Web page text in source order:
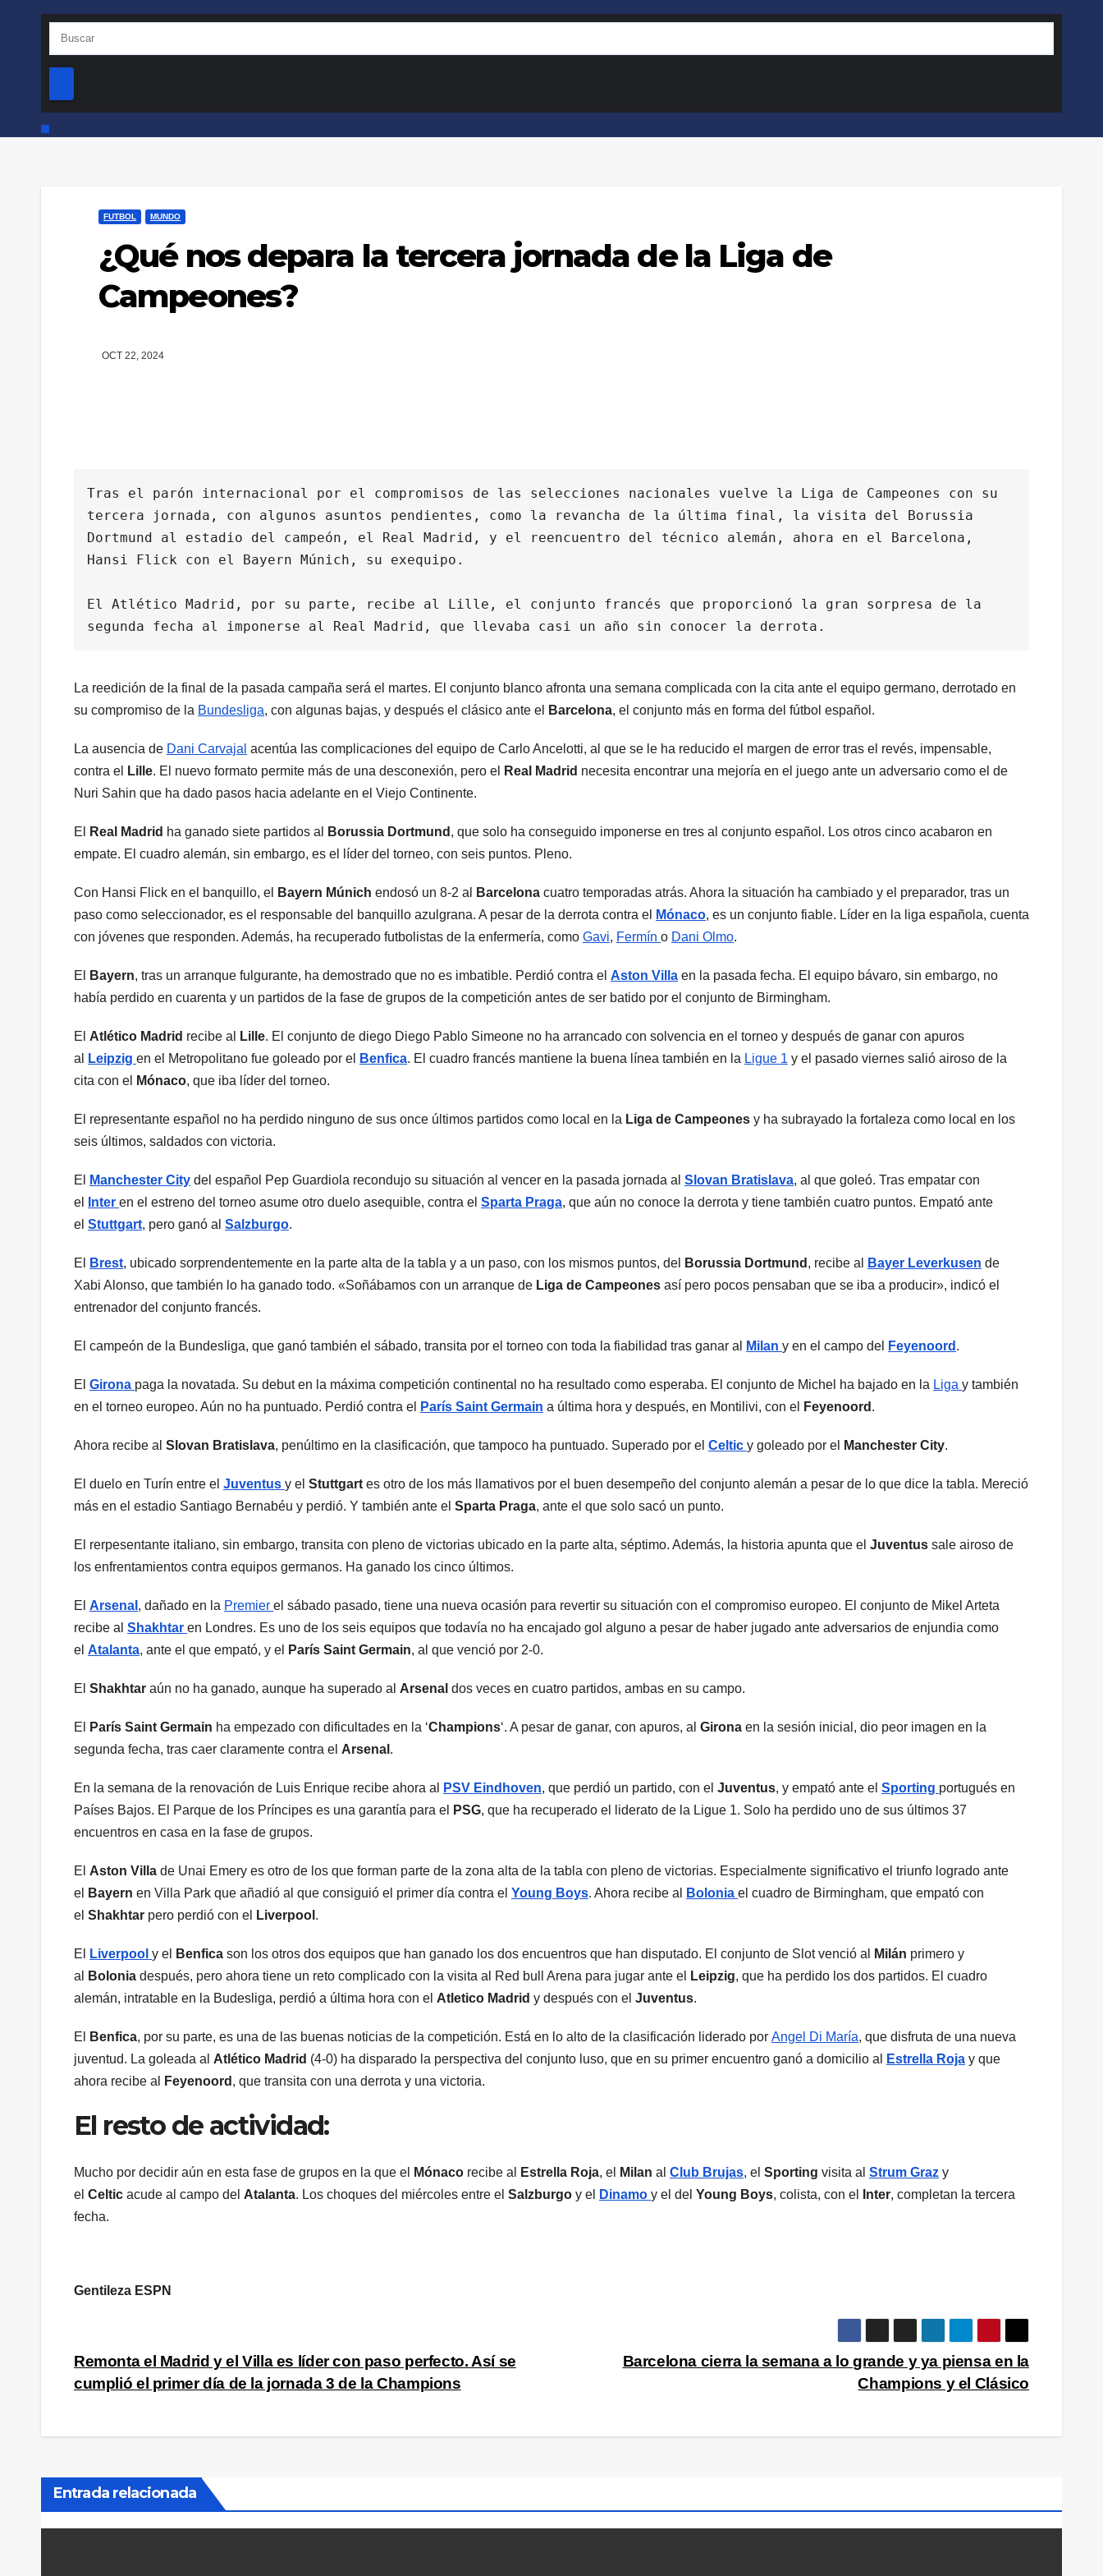
FUTBOL MUNDO
¿Qué nos depara la tercera jornada de la Liga de
Campeones?
OCT 22, 2024
Tras el parón internacional por el compromisos de las selecciones nacionales vuelve la Liga de Campeones con su
tercera jornada, con algunos asuntos pendientes, como la revancha de la última final, la visita del Borussia
Dortmund al estadio del campeón, el Real Madrid, y el reencuentro del técnico alemán, ahora en el Barcelona,
Hansi Flick con el Bayern Múnich, su exequipo.
El Atlético Madrid, por su parte, recibe al Lille, el conjunto francés que proporcionó la gran sorpresa de la
segunda fecha al imponerse al Real Madrid, que llevaba casi un año sin conocer la derrota.
La reedición de la final de la pasada campaña será el martes. El conjunto blanco afronta una semana complicada con la cita ante el equipo germano, derrotado en
su compromiso de la Bundesliga, con algunas bajas, y después el clásico ante el Barcelona, el conjunto más en forma del fútbol español.
La ausencia de Dani Carvajal acentúa las complicaciones del equipo de Carlo Ancelotti, al que se le ha reducido el margen de error tras el revés, impensable,
contra el
Lille. El nuevo formato permite más de una desconexión, pero el Real Madrid necesita encontrar una mejoría en el juego ante un adversario como el de
Nuri Sahin que ha dado pasos hacia adelante en el Viejo Continente.
El Real Madrid ha ganado siete partidos al Borussia Dortmund , que solo ha conseguido imponerse en tres al conjunto español. Los otros cinco acabaron en
empate. El cuadro alemán, sin embargo, es el líder del torneo, con seis puntos. Pleno.
Con Hansi Flick en el banquillo, el Bayern Múnich endosó un 8-2 al Barcelona cuatro temporadas atrás. Ahora la situación ha cambiado y el preparador, tras un
paso como seleccionador, es el responsable del banquillo azulgrana. A pesar de la derrota contra el
Mónaco, es un conjunto fiable. Líder en la liga española, cuenta
con jóvenes que responden. Además, ha recuperado futbolistas de la enfermería, como Gavi, Fermín o Dani Olmo.
El Bayern, tras un arranque fulgurante, ha demostrado que no es imbatible. Perdió contra el Aston Villa en la pasada fecha. El equipo bávaro, sin embargo, no
había perdido en cuarenta y un partidos de la fase de grupos de la competición antes de ser batido por el conjunto de Birmingham.
El Atlético Madrid recibe al Lille. El conjunto de diego Diego Pablo Simeone no ha arrancado con solvencia en el torneo y después de ganar con apuros
al
Leipzig en el Metropolitano fue goleado por el Benfica. El cuadro francés mantiene la buena línea también en la Ligue 1 y el pasado viernes salió airoso de la
cita con el
Mónaco, que iba líder del torneo.
El representante español no ha perdido ninguno de sus once últimos partidos como local en la Liga de Campeones y ha subrayado la fortaleza como local en los
seis últimos, saldados con victoria.
El Manchester City del español Pep Guardiola recondujo su situación al vencer en la pasada jornada al Slovan Bratislava, al que goleó. Tras empatar con
el
Inter en el estreno del torneo asume otro duelo asequible, contra el Sparta Praga, que aún no conoce la derrota y tiene también cuatro puntos. Empató ante
el Stuttgart, pero ganó al Salzburgo.
El Brest, ubicado sorprendentemente en la parte alta de la tabla y a un paso, con los mismos puntos, del Borussia Dortmund , recibe al Bayer Leverkusen de
Xabi Alonso, que también lo ha ganado todo. «Soñábamos con un arranque de Liga de Campeones así pero pocos pensaban que se iba a producir», indicó el
entrenador del conjunto francés.
El campeón de la Bundesliga, que ganó también el sábado, transita por el torneo con toda la fiabilidad tras ganar al Milan y en el campo del Feyenoord .
El Girona paga la novatada. Su debut en la máxima competición continental no ha resultado como esperaba. El conjunto de Michel ha bajado en la Liga y también
en el torneo europeo. Aún no ha puntuado. Perdió contra el
París Saint Germain a última hora y después, en Montilivi, con el Feyenoord .
Ahora recibe al Slovan Bratislava, penúltimo en la clasificación, que tampoco ha puntuado. Superado por el Celtic y goleado por el Manchester City.
El duelo en Turín entre el Juventus y el Stuttgart es otro de los más llamativos por el buen desempeño del conjunto alemán a pesar de lo que dice la tabla. Mereció
más en el estadio Santiago Bernabéu y perdió. Y también ante el Sparta Praga, ante el que solo sacó un punto.
El rerpesentante italiano, sin embargo, transita con pleno de victorias ubicado en la parte alta, séptimo. Además, la historia apunta que el Juventus sale airoso de
los enfrentamientos contra equipos germanos. Ha ganado los cinco últimos.
El Arsenal , dañado en la Premier el sábado pasado, tiene una nueva ocasión para revertir su situación con el compromiso europeo. El conjunto de Mikel Arteta
recibe al Shakhtar en Londres. Es uno de los seis equipos que todavía no ha encajado gol alguno a pesar de haber jugado ante adversarios de enjundia como
el Atalanta, ante el que empató, y el París Saint Germain, al que venció por 2-0.
El Shakhtar aún no ha ganado, aunque ha superado al Arsenal dos veces en cuatro partidos, ambas en su campo.
El París Saint Germain ha empezado con dificultades en la ‘Champions‘. A pesar de ganar, con apuros, al Girona en la sesión inicial, dio peor imagen en la
segunda fecha, tras caer claramente contra el Arsenal .
En la semana de la renovación de Luis Enrique recibe ahora al PSV Eindhoven, que perdió un partido, con el Juventus, y empató ante el Sporting portugués en
Países Bajos. El Parque de los Príncipes es una garantía para el
PSG, que ha recuperado el liderato de la Ligue 1. Solo ha perdido uno de sus últimos 37
encuentros en casa en la fase de grupos.
El Aston Villa de Unai Emery es otro de los que forman parte de la zona alta de la tabla con pleno de victorias. Especialmente significativo el triunfo logrado ante
el
Bayern en Villa Park que añadió al que consiguió el primer día contra el Young Boys. Ahora recibe al Bolonia el cuadro de Birmingham, que empató con
el Shakhtar pero perdió con el Liverpool .
El Liverpool y el Benfica son los otros dos equipos que han ganado los dos encuentros que han disputado. El conjunto de Slot venció al Milán primero y
al
Bolonia después, pero ahora tiene un reto complicado con la visita al Red bull Arena para jugar ante el Leipzig, que ha perdido los dos partidos. El cuadro
alemán, intratable en la Budesliga, perdió a última hora con el Atletico Madrid y después con el Juventus.
El Benfica, por su parte, es una de las buenas noticias de la competición. Está en lo alto de la clasificación liderado por Angel Di María, que disfruta de una nueva
juventud. La goleada al Atlético Madrid (4-0) ha disparado la perspectiva del conjunto luso, que en su primer encuentro ganó a domicilio al Estrella Roja y que
ahora recibe al
Feyenoord , que transita con una derrota y una victoria.
El resto de actividad:
Mucho por decidir aún en esta fase de grupos en la que el Mónaco recibe al Estrella Roja, el Milan al Club Brujas, el Sporting visita al Strum Graz y
el Celtic acude al campo del Atalanta. Los choques del miércoles entre el Salzburgo y el Dinamo y el del Young Boys, colista, con el Inter, completan la tercera
fecha.
Gentileza ESPN
Navegación
de
entradas
Barcelona cierra la semana a lo grande y ya piensa en la
Champions y el Clásico
Remonta el Madrid y el Villa es líder con paso perfecto. Así se
cumplió el primer día de la jornada 3 de la Champions
Entrada relacionada